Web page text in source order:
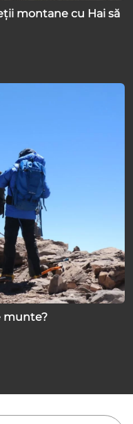
montane cu Hai să
munte?